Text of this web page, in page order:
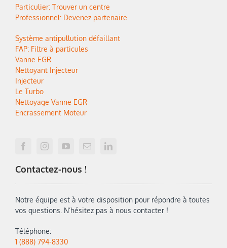
Particulier: Trouver un centre
Professionnel: Devenez partenaire
Système antipullution défaillant
FAP: Filtre à particules
Vanne EGR
Nettoyant Injecteur
Injecteur
Le Turbo
Nettoyage Vanne EGR
Encrassement Moteur
Contactez-nous !
Notre équipe est à votre disposition pour répondre à toutes
vos questions. N’hésitez pas à nous contacter !
Téléphone:
1 (888) 794-8330